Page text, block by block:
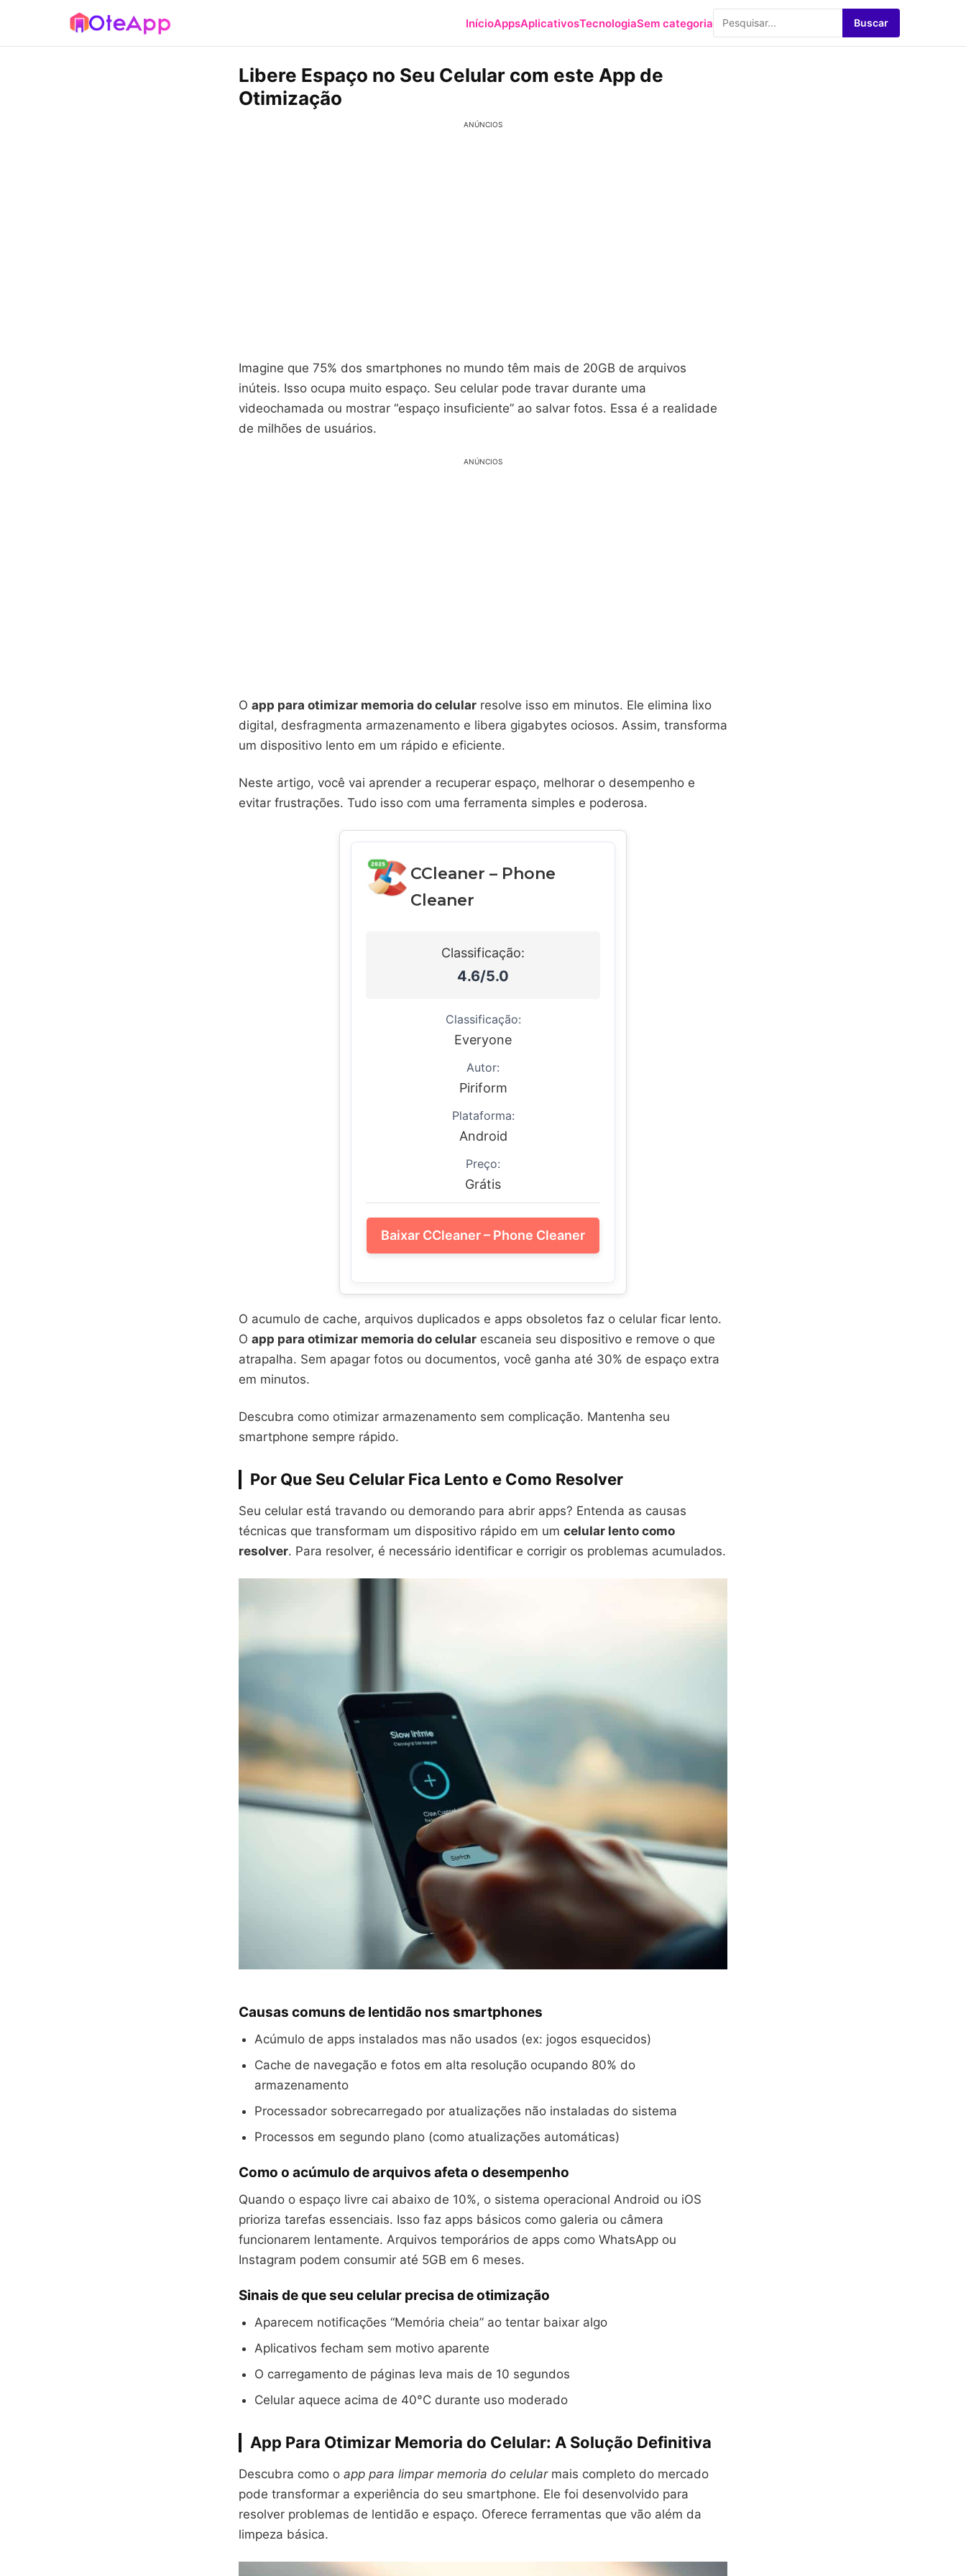
InícioAppsAplicativosTecnologiaSem categoria Buscar
Libere Espaço no Seu Celular com este App de
Otimização
ANÚNCIOS
Imagine que 75% dos smartphones no mundo têm mais de 20GB de arquivos
inúteis. Isso ocupa muito espaço. Seu celular pode travar durante uma
videochamada ou mostrar “espaço insuficiente” ao salvar fotos. Essa é a realidade
de milhões de usuários.
ANÚNCIOS
O app para otimizar memoria do celular resolve isso em minutos. Ele elimina lixo
digital, desfragmenta armazenamento e libera gigabytes ociosos. Assim, transforma
um dispositivo lento em um rápido e eficiente.
Neste artigo, você vai aprender a recuperar espaço, melhorar o desempenho e
evitar frustrações. Tudo isso com uma ferramenta simples e poderosa.
CCleaner – Phone
Cleaner
Classificação:
4.6/5.0
Classificação:
Everyone
Autor:
Piriform
Plataforma:
Android
Preço:
Grátis
Baixar CCleaner – Phone Cleaner
O acumulo de cache, arquivos duplicados e apps obsoletos faz o celular ficar lento.
O app para otimizar memoria do celular escaneia seu dispositivo e remove o que
atrapalha. Sem apagar fotos ou documentos, você ganha até 30% de espaço extra
em minutos.
Descubra como otimizar armazenamento sem complicação. Mantenha seu
smartphone sempre rápido.
Por Que Seu Celular Fica Lento e Como Resolver
Seu celular está travando ou demorando para abrir apps? Entenda as causas
técnicas que transformam um dispositivo rápido em um celular lento como
resolver. Para resolver, é necessário identificar e corrigir os problemas acumulados.
Causas comuns de lentidão nos smartphones
Acúmulo de apps instalados mas não usados (ex: jogos esquecidos)
Cache de navegação e fotos em alta resolução ocupando 80% do
armazenamento
Processador sobrecarregado por atualizações não instaladas do sistema
Processos em segundo plano (como atualizações automáticas)
Como o acúmulo de arquivos afeta o desempenho
Quando o espaço livre cai abaixo de 10%, o sistema operacional Android ou iOS
prioriza tarefas essenciais. Isso faz apps básicos como galeria ou câmera
funcionarem lentamente. Arquivos temporários de apps como WhatsApp ou
Instagram podem consumir até 5GB em 6 meses.
Sinais de que seu celular precisa de otimização
Aparecem notificações “Memória cheia” ao tentar baixar algo
Aplicativos fecham sem motivo aparente
O carregamento de páginas leva mais de 10 segundos
Celular aquece acima de 40°C durante uso moderado
App Para Otimizar Memoria do Celular: A Solução Definitiva
Descubra como o app para limpar memoria do celularmais completo do mercado
pode transformar a experiência do seu smartphone. Ele foi desenvolvido para
resolver problemas de lentidão e espaço. Oferece ferramentas que vão além da
limpeza básica.